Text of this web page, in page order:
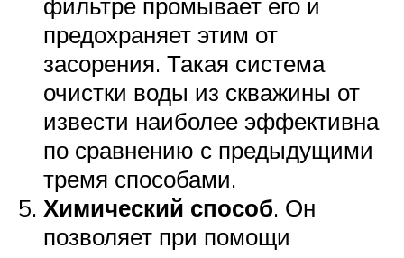
предохраняет этим от
засорения. Такая система
очистки воды из скважины от
извести наиболее эффективна
по сравнению с предыдущими
тремя способами.
Химический способ. Он
позволяет при помощи